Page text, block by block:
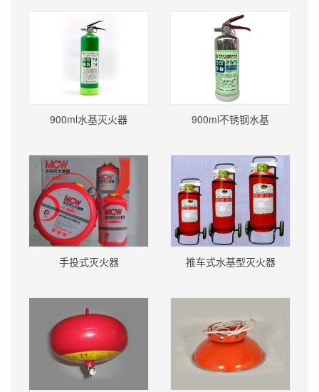
900ml水基灭火器 900ml不锈钢水基
手投式灭火器 推车式水基型灭火器